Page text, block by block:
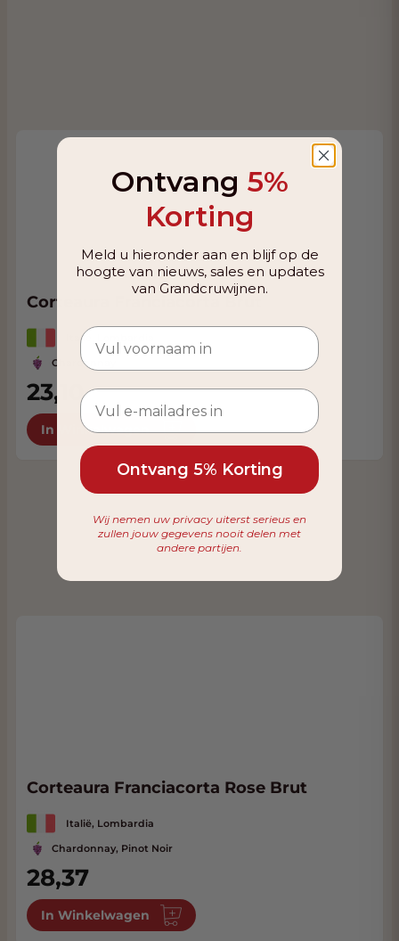
Corteaura Franciacorta Brut
Italië, Lombardia
Chardonnay
23,10
In Winkelwagen
Corteaura Franciacorta Rose Brut
Italië, Lombardia
Chardonnay, Pinot Noir
28,37
In Winkelwagen
Ontvang 5%
Korting
Meld u hieronder aan en blijf op de
hoogte van nieuws, sales en updates
van Grandcruwijnen.
Ontvang 5% Korting
Wij nemen uw privacy uiterst serieus en
zullen jouw gegevens nooit delen met
andere partijen.